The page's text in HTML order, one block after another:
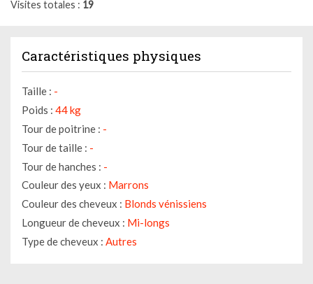
Visites totales 19
Caractéristiques physiques
Taille : -
Poids : 44 kg
Tour de poitrine : -
Tour de taille : -
Tour de hanches : -
Couleur des yeux : Marrons
Couleur des cheveux : Blonds vénissiens
Longueur de cheveux : Mi-longs
Type de cheveux : Autres